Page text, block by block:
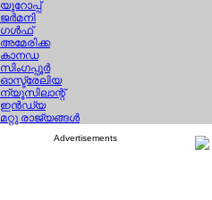
യൂറോപ്പ്
ജര്‍മനി
ഗള്‍ഫ്
അമേരിക്ക
കാനഡ
സിംഗപ്പൂര്‍
ഓസ്ട്രേലിയ
ന്യൂസിലാന്റ്
ഇന്‍ഡ്യ
മറ്റു രാജ്യങ്ങള്‍
Advertisements